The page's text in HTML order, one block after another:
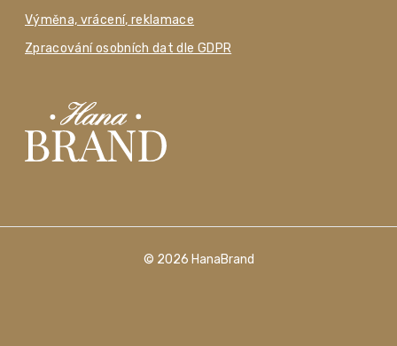
Výměna, vrácení, reklamace
Zpracování osobních dat dle GDPR
© 2026 HanaBrand